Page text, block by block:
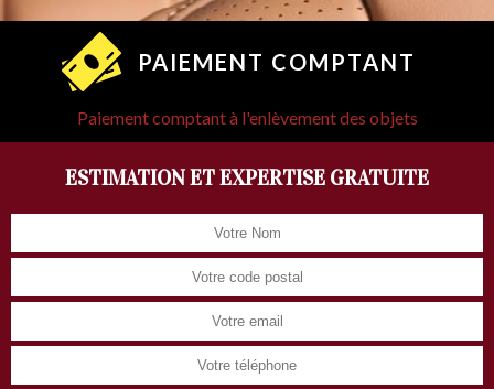
PAIEMENT COMPTANT
Paiement comptant à l'enlèvement des objets
ESTIMATION ET EXPERTISE GRATUITE